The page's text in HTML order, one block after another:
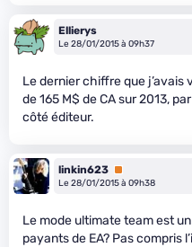
Ellierys
Le 28/01/2015 à 09h37
Le dernier chiffre que j’avais
de 165 M$ de CA sur 2013,
côté éditeur.
linkin623 Premium
Le 28/01/2015 à 09h38
Le mode ultimate team est
payants de EA? Pas compris